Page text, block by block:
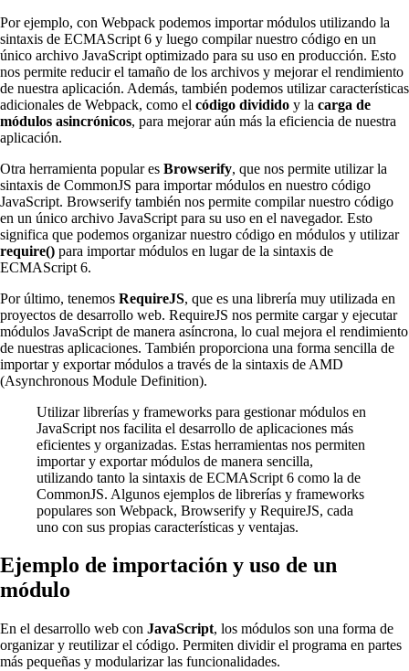
Por ejemplo, con Webpack podemos importar módulos utilizando la
sintaxis de ECMAScript 6 y luego compilar nuestro código en un
único archivo JavaScript optimizado para su uso en producción. Esto
nos permite reducir el tamaño de los archivos y mejorar el rendimiento
de nuestra aplicación. Además, también podemos utilizar características
adicionales de Webpack, como el código dividido y la carga de
módulos asincrónicos, para mejorar aún más la eficiencia de nuestra
aplicación.
Otra herramienta popular es Browserify, que nos permite utilizar la
sintaxis de CommonJS para importar módulos en nuestro código
JavaScript. Browserify también nos permite compilar nuestro código
en un único archivo JavaScript para su uso en el navegador. Esto
significa que podemos organizar nuestro código en módulos y utilizar
require() para importar módulos en lugar de la sintaxis de
ECMAScript 6.
Por último, tenemos RequireJS, que es una librería muy utilizada en
proyectos de desarrollo web. RequireJS nos permite cargar y ejecutar
módulos JavaScript de manera asíncrona, lo cual mejora el rendimiento
de nuestras aplicaciones. También proporciona una forma sencilla de
importar y exportar módulos a través de la sintaxis de AMD
(Asynchronous Module Definition).
Utilizar librerías y frameworks para gestionar módulos en
JavaScript nos facilita el desarrollo de aplicaciones más
eficientes y organizadas. Estas herramientas nos permiten
importar y exportar módulos de manera sencilla,
utilizando tanto la sintaxis de ECMAScript 6 como la de
CommonJS. Algunos ejemplos de librerías y frameworks
populares son Webpack, Browserify y RequireJS, cada
uno con sus propias características y ventajas.
Ejemplo de importación y uso de un
módulo
En el desarrollo web con JavaScript, los módulos son una forma de
organizar y reutilizar el código. Permiten dividir el programa en partes
más pequeñas y modularizar las funcionalidades.